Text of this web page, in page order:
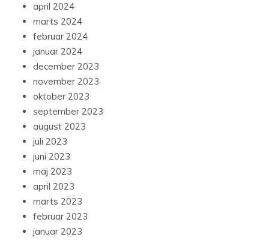
april 2024
marts 2024
februar 2024
januar 2024
december 2023
november 2023
oktober 2023
september 2023
august 2023
juli 2023
juni 2023
maj 2023
april 2023
marts 2023
februar 2023
januar 2023